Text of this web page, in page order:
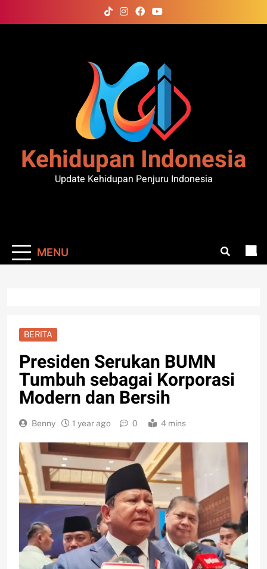
to
Kehidupan Indonesia
Update Kehidupan Penjuru Indonesia
MENU
BERITA
Presiden Serukan BUMN
Tumbuh sebagai Korporasi
Modern dan Bersih
Benny 1 year ago 0 4 mins